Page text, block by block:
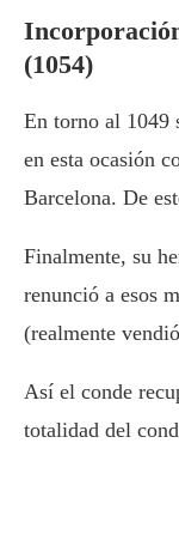
(1054)
En torno al 1049
en esta ocasión
Barcelona. De
Finalmente, su
renunció a esos
(realmente
Así el conde
totalidad del